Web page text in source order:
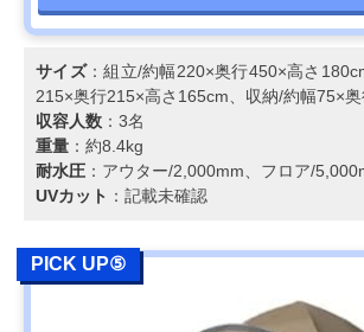
サイズ：組立/約幅220×奥行450×高さ
215×奥行215×高さ165cm、収納/約幅75×
収容人数 ：3名
重量 ：約8.4kg
耐水圧 ：アウター/2,000mm、フロア/
UVカット ：記載未確認
PICK UP⑤